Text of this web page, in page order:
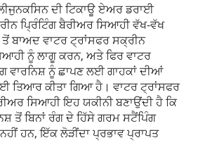
ਦੀ ਟਿਕਾਊ ਏਅਰ ਡਰਾਈ
ਪ੍ਰਿੰਟਿੰਗ ਬੈਰੀਅਰ ਸਿਆਹੀ ਵੱਖ-ਵੱਖ
ਬਾਅਦ ਵਾਟਰ ਟ੍ਰਾਂਸਫਰ ਸਕ੍ਰੀਨ
ਨੂੰ ਲਾਗੂ ਕਰਨ, ਅਤੇ ਫਿਰ ਵਾਟਰ
ਵਾਰਨਿਸ਼ ਨੂੰ ਛਾਪਣ ਲਈ ਗਾਹਕਾਂ ਦੀਆਂ
ਤਿਆਰ ਕੀਤਾ ਗਿਆ ਹੈ। ਵਾਟਰ ਟ੍ਰਾਂਸਫਰ
ਸਿਆਹੀ ਇਹ ਯਕੀਨੀ ਬਣਾਉਂਦੀ ਹੈ ਕਿ
ਤੋਂ ਬਿਨਾਂ ਰੰਗ ਦੇ ਹਿੱਸੇ ਗਰਮ ਸਟੈਂਪਿੰਗ
ਹਨ, ਇੱਕ ਲੋੜੀਂਦਾ ਪ੍ਰਭਾਵ ਪ੍ਰਾਪਤ